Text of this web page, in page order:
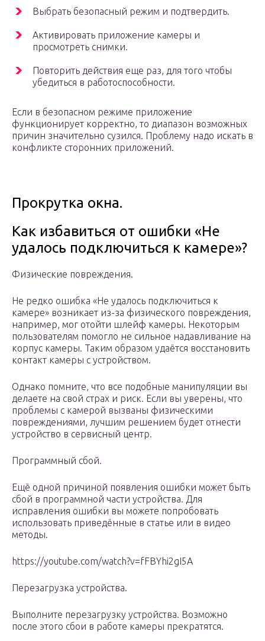
Выбрать безопасный режим и подтвердить.
Активировать приложение камеры и
просмотреть снимки.
Повторить действия еще раз, для того чтобы
убедиться в работоспособности.
Если в безопасном режиме приложение
функционирует корректно, то диапазон возможных
причин значительно сузился. Проблему надо искать в
конфликте сторонних приложений.
Прокрутка окна.
Как избавиться от ошибки «Не
удалось подключиться к камере»?
Физические повреждения.
Не редко ошибка «Не удалось подключиться к
камере» возникает из-за физического повреждения,
например, мог отойти шлейф камеры. Некоторым
пользователям помогло не сильное надавливание на
корпус камеры. Таким образом удаётся восстановить
контакт камеры с устройством.
Однако помните, что все подобные манипуляции вы
делаете на свой страх и риск. Если вы уверены, что
проблемы с камерой вызваны физическими
повреждениями, лучшим решением будет отнести
устройство в сервисный центр.
Программный сбой.
Ещё одной причиной появления ошибки может быть
сбой в программной части устройства. Для
исправления ошибки вы можете попробовать
использовать приведённые в статье или в видео
методы.
https://youtube.com/watch?v=fFBYhi2gI5A
Перезагрузка устройства.
Выполните перезагрузку устройства. Возможно
после этого сбои в работе камеры прекратятся.